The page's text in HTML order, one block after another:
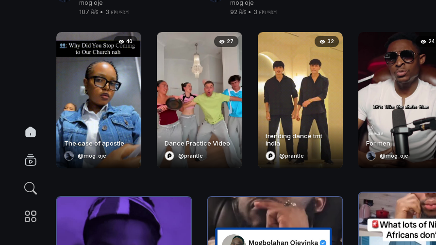
mog oje
107 ভিউ • 3 মাস আগে
mog oje
92 ভিউ • 3 মাস আগে
40
The case of apostle
@mog_oje
27
Dance Practice Video
@prantle
32
trending dance tmt
india
@prantle
24
For men
@mog_oje